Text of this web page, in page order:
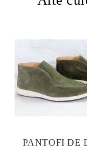
PANTOFI DE